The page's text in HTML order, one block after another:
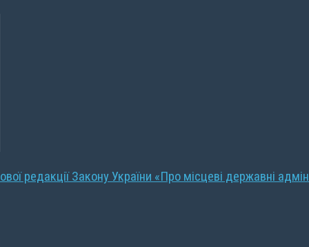
редакції Закону України «Про місцеві державні